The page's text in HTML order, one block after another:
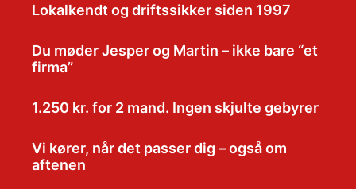
Lokalkendt og driftssikker siden 1997
Du møder Jesper og Martin – ikke bare “et
firma”
1.250 kr. for 2 mand. Ingen skjulte gebyrer
Vi kører, når det passer dig – også om
aftenen